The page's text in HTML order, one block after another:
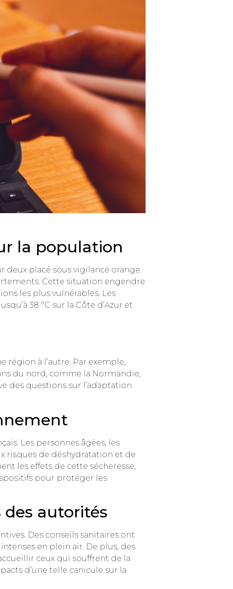
la population
deux placé sous vigilance orange.
Cette situation engendre
les plus vulnérables. Les
38 °C sur la Côte d’Azur et
région à l’autre. Par exemple,
du nord, comme la Normandie,
des questions sur l’adaptation
Les personnes âgées, les
risques de déshydratation et de
les effets de cette sécheresse,
pour protéger les
des autorités
Des conseils sanitaires ont
en plein air. De plus, des
ceux qui souffrent de la
d’une telle canicule sur la